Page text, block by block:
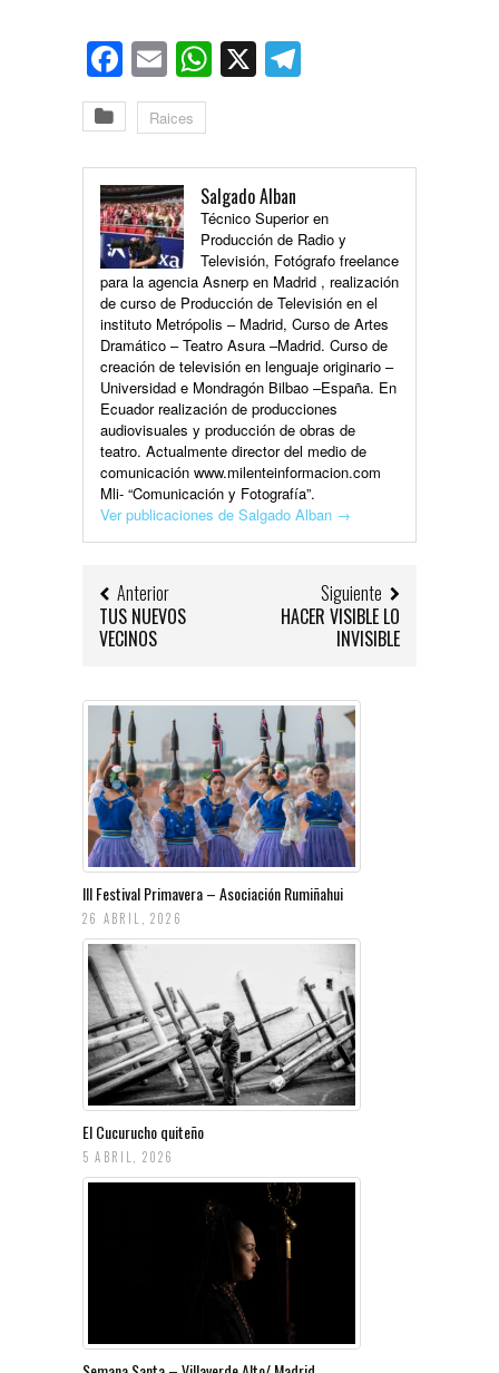
Facebook
EmailWhatsApp
X
Raices
Salgado Alban
Técnico Superior en
Producción de Radio y
Televisión, Fotógrafo freelance
para la agencia Asnerp en Madrid , realización
de curso de Producción de Televisión en el
instituto Metrópolis – Madrid, Curso de Artes
Dramático – Teatro Asura –Madrid. Curso de
creación de televisión en lenguaje originario –
Universidad e Mondragón Bilbao –España. En
Ecuador realización de producciones
audiovisuales y producción de obras de
teatro. Actualmente director del medio de
comunicación www.milenteinformacion.com
Mli- “Comunicación y Fotografía”.
Ver publicaciones de Salgado Alban →
Anterior
TUS NUEVOS
VECINOS
Siguiente
HACER VISIBLE LO
INVISIBLE
III Festival Primavera – Asociación Rumiñahui
26 ABRIL, 2026
El Cucurucho quiteño
5 ABRIL, 2026